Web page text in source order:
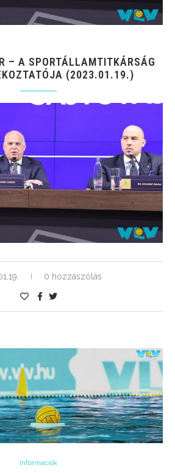
– A SPORTÁLLAMTITKÁRSÁG
(2023.01.19.)
0 hozzászólás
Információk